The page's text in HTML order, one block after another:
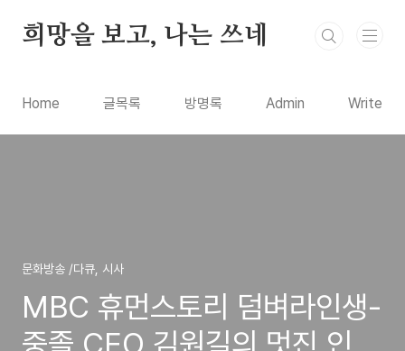
희망을 보고, 나는 쓰네
Home 글목록 방명록 Admin Write
문화방송 /다큐, 시사
MBC 휴먼스토리 덤벼라인생-
중졸 CEO 김원길의 멋진 인생